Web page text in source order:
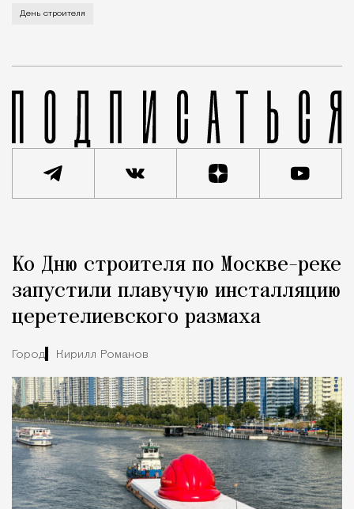
В этом году профессиональный праздник День
День строителя
Город
Ко Дню строителя по Москве-реке
запустили плавучую инсталляцию
церетелиевского размаха
Город Кирилл Романов